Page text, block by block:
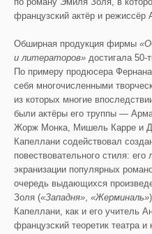
французский актёр и режиссёр
Обширная продукция фирмы
и литераторов» достигала
По примеру продюсера
себя многочисленными
из которых многие
были актёры его труппы —
Жорж Монка, Мишель Карре и
Капеллани содействовал
повествовательного стиля:
экранизации популярных
очередь выдающихся
Золя («Западня», «Жерминаль»
Капеллани, как и его учитель
французский теоретик театра